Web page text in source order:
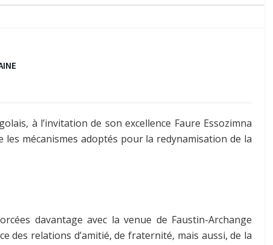
à l’invitation de son excellence Faure Essozimna
les mécanismes adoptés pour la redynamisation de la
davantage avec la venue de Faustin-Archange
des relations d’amitié, de fraternité, mais aussi, de la